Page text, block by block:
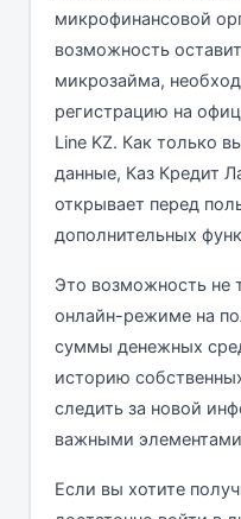
микрофинансовой
возможность
микрозайма,
регистрацию на
Line KZ. Как только
данные, Каз Кредит
открывает перед
дополнительных
Это возможность не
онлайн-режиме на
суммы денежных
историю
следить за новой
важными
Если вы хотите